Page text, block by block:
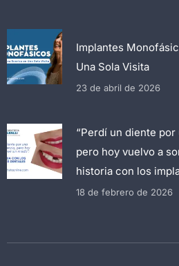
Implantes
Una Sola Visita
23 de abril de 2026
“Perdí un diente
pero hoy vuelvo a
historia con los
18 de febrero de 2026